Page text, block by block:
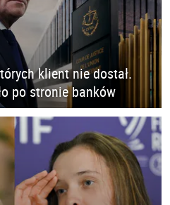
klient nie dostał.
po stronie banków